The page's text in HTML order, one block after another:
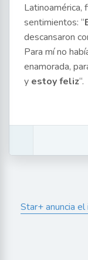
Latinoamérica,
sentimientos: “
descansaron
Para mí no
enamorada,
y estoy feliz“.
Star+ anuncia